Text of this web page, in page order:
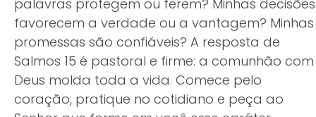
palavras protegem ou ferem? Minhas decisões
favorecem a verdade ou a vantagem? Minhas
promessas são confiáveis? A resposta de
Salmos 15 é pastoral e firme: a comunhão com
Deus molda toda a vida. Comece pelo
coração, pratique no cotidiano e peça ao